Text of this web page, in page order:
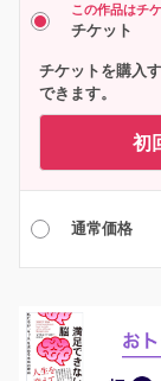
この作品はチ
チケット
チケットを購入
できます。
初
通常価格